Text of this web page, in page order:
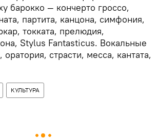
барокко — кончерто гроссо,
партита, канцона, симфония,
токката, прелюдия,
Stylus Fantasticus. Вокальные
страсти, месса, кантата,
КУЛЬТУРА